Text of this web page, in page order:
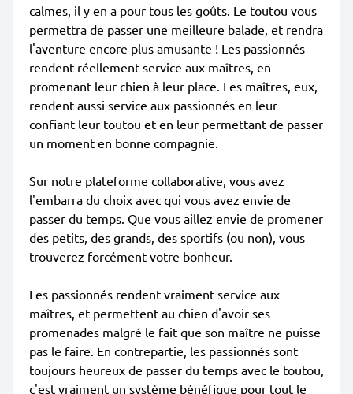
calmes, il y en a pour tous les goûts. Le toutou vous
permettra de passer une meilleure balade, et rendra
l'aventure encore plus amusante ! Les passionnés
rendent réellement service aux maîtres, en
promenant leur chien à leur place. Les maîtres, eux,
rendent aussi service aux passionnés en leur
confiant leur toutou et en leur permettant de passer
un moment en bonne compagnie.
Sur notre plateforme collaborative, vous avez
l'embarra du choix avec qui vous avez envie de
passer du temps. Que vous aillez envie de promener
des petits, des grands, des sportifs (ou non), vous
trouverez forcément votre bonheur.
Les passionnés rendent vraiment service aux
maîtres, et permettent au chien d'avoir ses
promenades malgré le fait que son maître ne puisse
pas le faire. En contrepartie, les passionnés sont
toujours heureux de passer du temps avec le toutou,
c'est vraiment un système bénéfique pour tout le